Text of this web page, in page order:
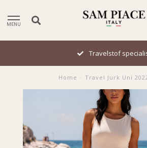
MENU
Travelstof
Home Travel Jurk Uni